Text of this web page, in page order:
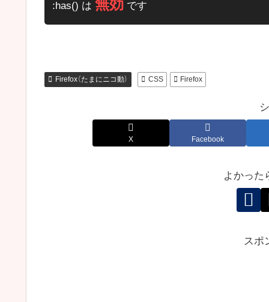
:has() は です
Firefox（たまにニコ動） CSS Firefox
X Facebook
よかった
スポ